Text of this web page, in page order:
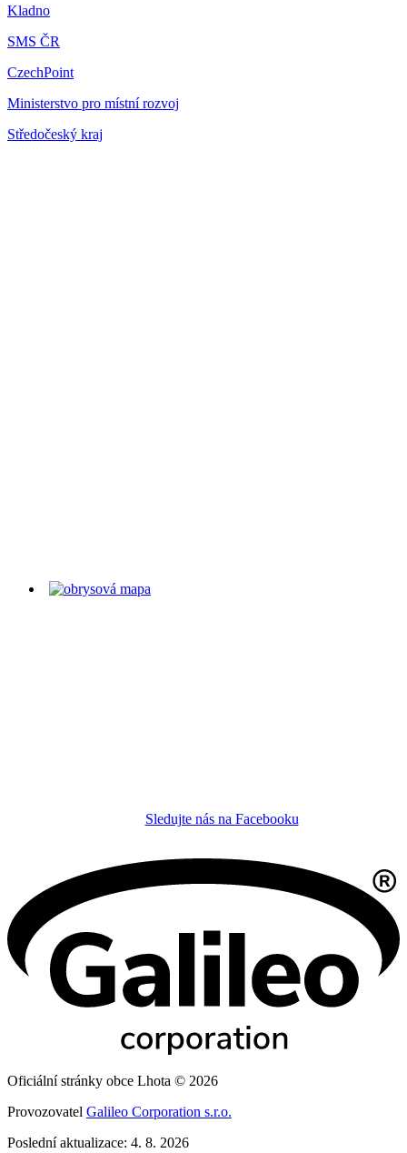
Kladno
SMS ČR
CzechPoint
Ministerstvo pro místní rozvoj
Středočeský kraj
Sledujte nás na Facebooku
Oficiální stránky obce Lhota © 2026
Provozovatel Galileo Corporation s.r.o.
Poslední aktualizace: 4. 8. 2026